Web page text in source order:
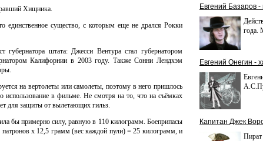
Хищника.
единственное существо, с которым еще не дрался Рокки
штата: Джесси Вентура стал губернатором
Калифорнии в 2003 году. Также Сонни Лендхэм
на вертолеты или самолеты, поэтому в него пришлось
использование в фильме. Не смотря на то, что на съёмках
для защиты от вылетающих гильз.
бы примерно силу, равную в 110 килограмм. Боеприпасы
х 12,5 грамм (вес каждой пули) = 25 килограмм, и
Евгений Базаров
года.
Евгений Онегин -
Капитан Джек